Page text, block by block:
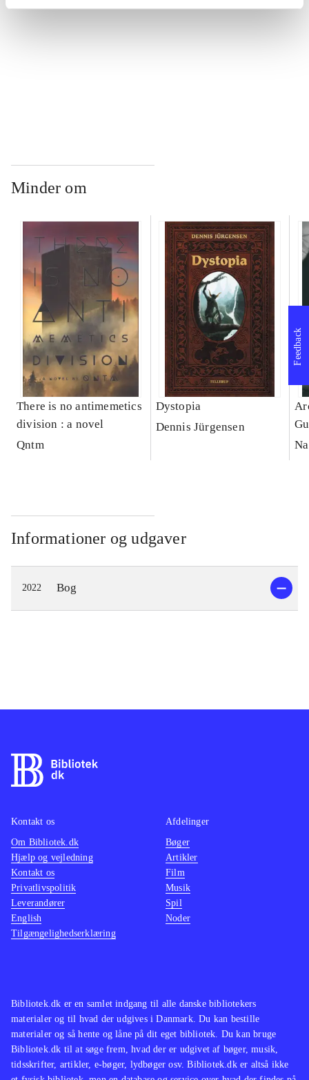
Minder om
There is no antimemetics
division : a novel
Qntm
Dystopia
Dennis Jürgensen
Informationer og udgaver
2022 Bog
Feedback
Bibliotek.dk er en samlet indgang til alle danske bibliotekers
materialer og til hvad der udgives i Danmark. Du kan bestille
materialer og så hente og låne på dit eget bibliotek. Du kan bruge
Bibliotek.dk til at søge frem, hvad der er udgivet af bøger, musik,
tidsskrifter, artikler, e-bøger, lydbøger osv. Bibliotek.dk er altså ikke
Kontakt os
Om Bibliotek.dk
Hjælp og vejledning
Kontakt os
Privatlivspolitik
Leverandører
English
Tilgængelighedserklæring
Afdelinger
Bøger
Artikler
Film
Musik
Spil
Noder